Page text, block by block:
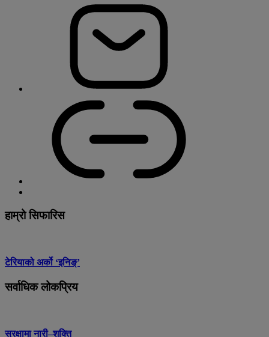
हाम्रो सिफारिस
टेरियाको अर्को ‘इनिङ्’
सर्वाधिक लोकप्रिय
सुरक्षामा नारी–शक्ति